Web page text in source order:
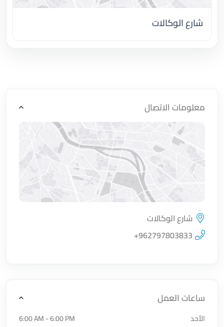
شارع الوكالات
معلومات الاتصال
اضغط لتحميل الموقع
شارع الوكالات
+962797803833
ساعات العمل
الأحد
6:00 AM - 6:00 PM